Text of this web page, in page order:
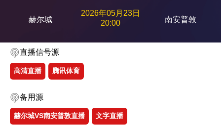
赫尔城
2026年05月23日
20:00
南安普敦
直播信号源
高清直播 腾讯体育
备用源
赫尔城VS南安普敦直播 文字直播